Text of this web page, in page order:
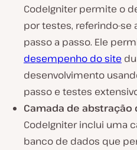
CodeIgniter permite o
por testes, referindo-
passo a passo. Ele
desempenho do site
desenvolvimento
passo e testes
Camada de abstração
CodeIgniter inclui uma
banco de dados que